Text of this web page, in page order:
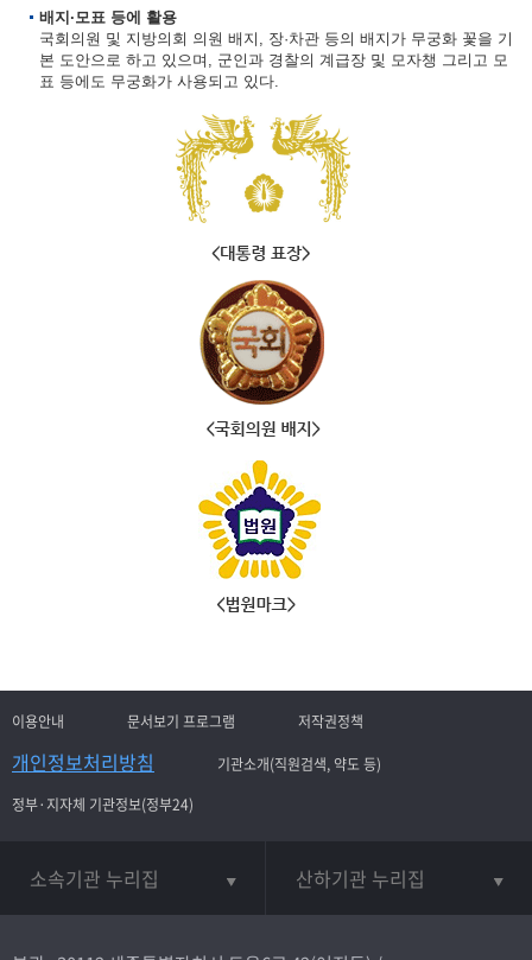
배지·모표 등에 활용
국회의원 및 지방의회 의원 배지, 장·차관 등의 배지가 무궁화 꽃을 기
본 도안으로 하고 있으며, 군인과 경찰의 계급장 및 모자챙 그리고 모
표 등에도 무궁화가 사용되고 있다.
이용안내 문서보기 프로그램 저작권정책
개인정보처리방침
기관소개(직원검색, 약도 등)
정부·지자체 기관정보(정부24)
소속기관 누리집 산하기관 누리집